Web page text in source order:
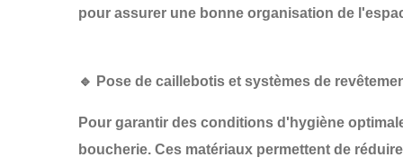
pour assurer une bonne organisation de
🔹 Pose de caillebotis et systèmes de
Pour garantir des conditions d'hygiène
boucherie. Ces matériaux permettent de